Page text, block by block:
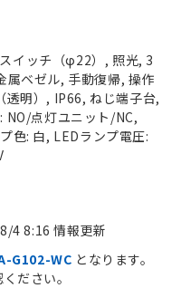
イッチ（φ22）, 照光, 3
属ベゼル, 手動復帰, 操作
透明）, IP66, ねじ端子台,
NO/点灯ユニット/NC,
色: 白, LEDランプ電圧:
4 8:16 情報更新
G102-WC となります。
ださい。